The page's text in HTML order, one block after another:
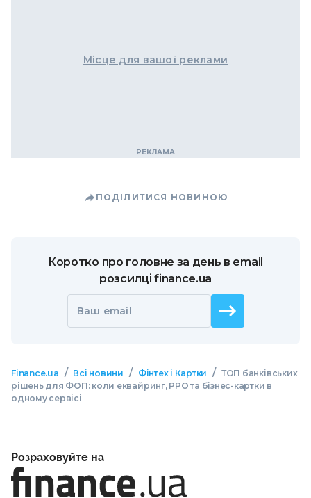
Місце для вашої реклами
ПОДІЛИТИСЯ НОВИНОЮ
Коротко про головне за день в email
розсилці finance.ua
Ваш email
Finance.ua / Всі новини / Фінтех і Картки / ТОП банківських
рішень для ФОП: коли еквайринг, РРО та бізнес-картки в
одному сервісі
Розраховуйте на